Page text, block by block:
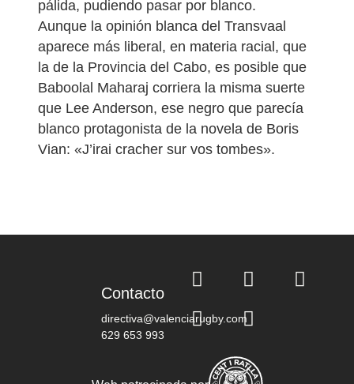
pálida, pudiendo pasar por blanco.
Aunque la opinión blanca del Transvaal
aparece más liberal, en materia racial, que
la de la Provincia del Cabo, es posible que
Baboolal Maharaj corriera la misma suerte
que Lee Anderson, ese negro que parecía
blanco protagonista de la novela de Boris
Vian: «J’irai cracher sur vos tombes».
Contacto
directiva@valenciarugby.com
629 653 993